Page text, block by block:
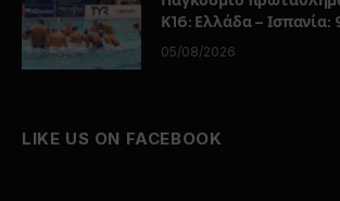
Κ16: Ελλάδα – Ισπανία:
05/08/2026
LIKE US ON FACEBOOK